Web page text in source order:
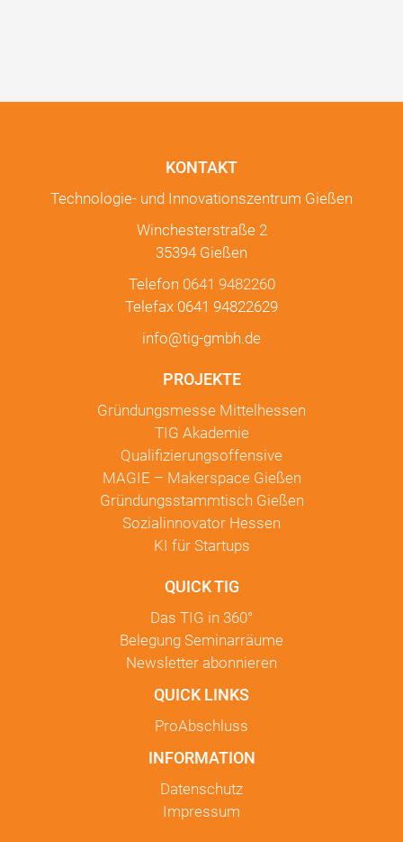
KONTAKT
Technologie- und Innovationszentrum Gießen
Winchesterstraße 2
35394 Gießen
Telefon 0641 9482260
Telefax 0641 94822629
info@tig-gmbh.de
PROJEKTE
Gründungsmesse Mittelhessen
TIG Akademie
Qualifizierungsoffensive
MAGIE – Makerspace Gießen
Gründungsstammtisch Gießen
Sozialinnovator Hessen
KI für Startups
QUICK TIG
Das TIG in 360°
Belegung Seminarräume
Newsletter abonnieren
QUICK LINKS
ProAbschluss
INFORMATION
Datenschutz
Impressum